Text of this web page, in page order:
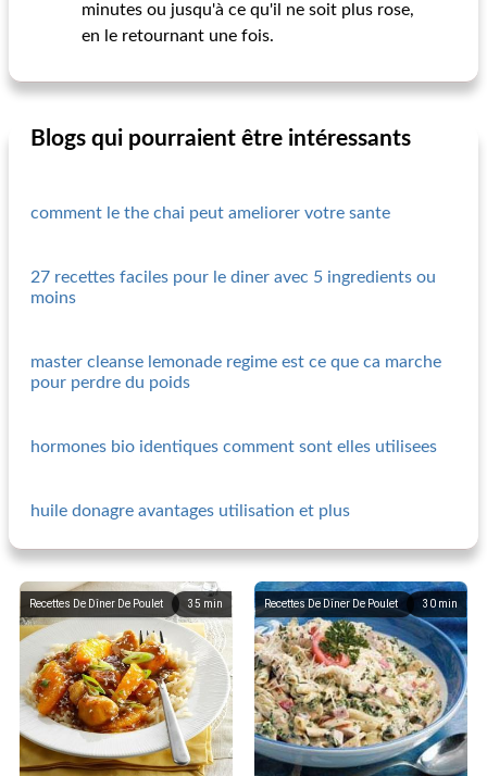
minutes ou jusqu'à ce qu'il ne soit plus rose,
en le retournant une fois.
Blogs qui pourraient être intéressants
comment le the chai peut ameliorer votre sante
27 recettes faciles pour le diner avec 5 ingredients ou
moins
master cleanse lemonade regime est ce que ca marche
pour perdre du poids
hormones bio identiques comment sont elles utilisees
huile donagre avantages utilisation et plus
35 min
Recettes De Dîner De Poulet 30 min
Recettes De Dîner De Poulet